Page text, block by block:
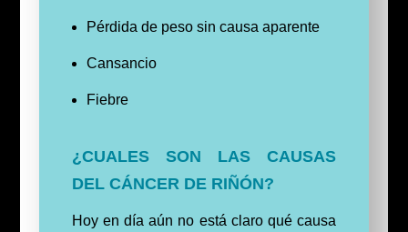
Pérdida de peso sin causa aparente
Cansancio
Fiebre
¿CUALES SON LAS CAUSAS
DEL CÁNCER DE RIÑÓN?
Hoy en día aún no está claro qué causa